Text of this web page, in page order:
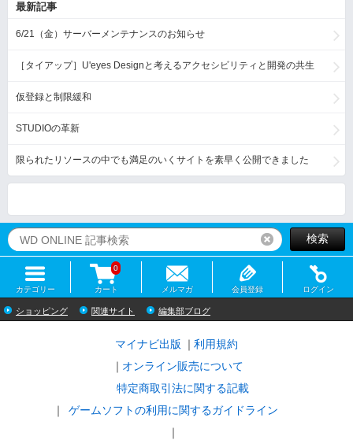
最新記事
6/21（金）サーバーメンテナンスのお知らせ
［タイアップ］U'eyes Designと考えるアクセシビリティと開発の共生
仮登録と制限緩和
STUDIOの革新
限られたリソースの中でも満足のいくサイトを素早く公開できました
リセット検索
カテゴリー カート
0
メルマガ 会員登録 ログイン
ショッピング 関連サイト 編集部ブログ
マイナビ出版
利用規約
オンライン販売について
特定商取引法に関する記載
ゲームソフトの利用に関するガイドライン
｜